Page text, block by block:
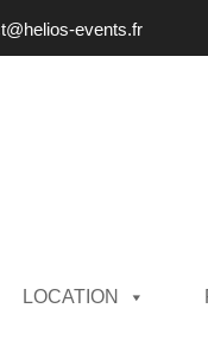
events.fr
LOCATION